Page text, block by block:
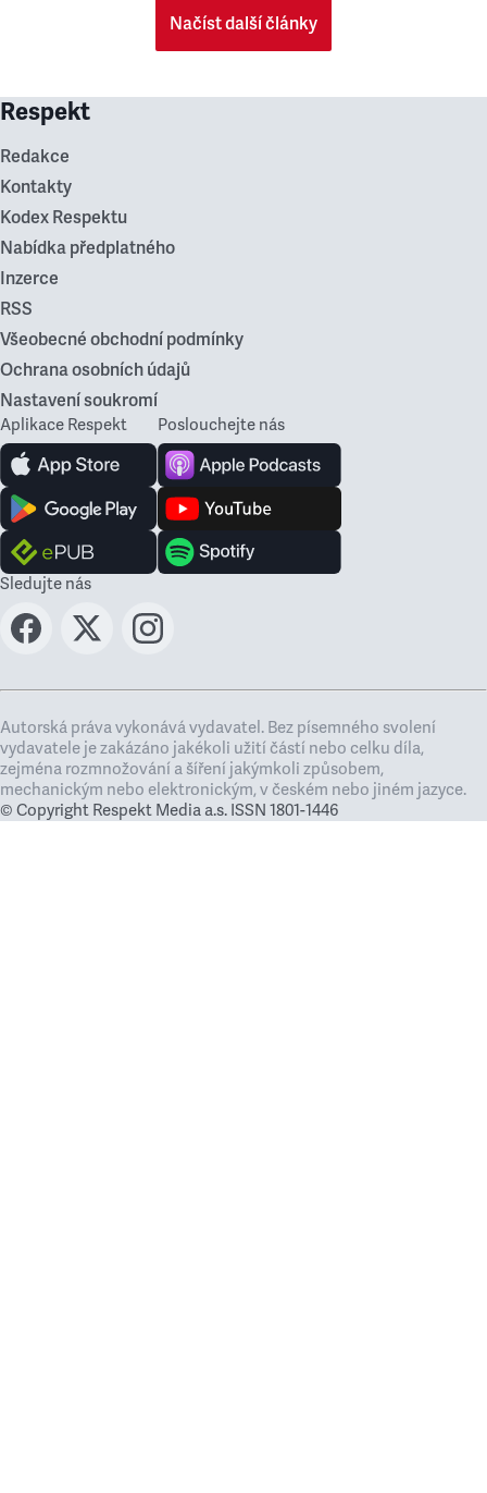
Načíst další články
Respekt
Redakce
Kontakty
Kodex Respektu
Nabídka předplatného
Inzerce
RSS
Všeobecné obchodní podmínky
Ochrana osobních údajů
Nastavení soukromí
Aplikace Respekt Poslouchejte nás
Sledujte nás
Autorská práva vykonává vydavatel. Bez písemného svolení
vydavatele je zakázáno jakékoli užití částí nebo celku díla,
zejména rozmnožování a šíření jakýmkoli způsobem,
mechanickým nebo elektronickým, v českém nebo jiném jazyce.
© Copyright Respekt Media a.s. ISSN 1801-1446